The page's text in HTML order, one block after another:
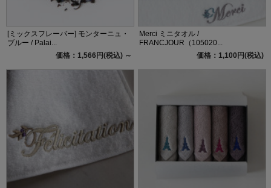
[ミックスフレーバー] モンターニュ・
ブルー / Palai...
価格：1,566円(税込) ～
Merci ミニタオル /
FRANCJOUR（105020...
価格：1,100円(税込)